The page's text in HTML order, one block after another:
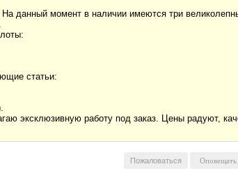
данный момент в наличии имеются три
статьи:
эксклюзивную работу под заказ. Цены радуют,
Пожаловаться